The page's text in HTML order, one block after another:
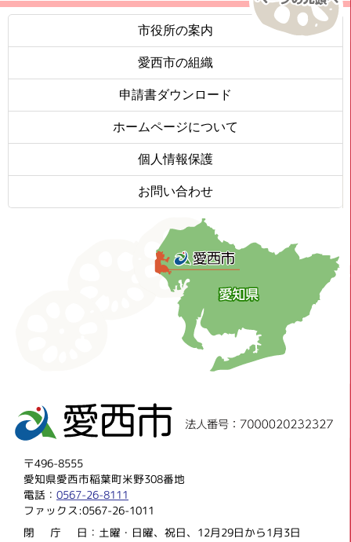
市役所の案内
愛西市の組織
申請書ダウンロード
ホームページについて
個人情報保護
お問い合わせ
〒496-8555
愛知県愛西市稲葉町米野308番地
電話：0567-26-8111
ファックス:0567-26-1011
閉庁 日：土曜・日曜、祝日、12月29日から1月3日